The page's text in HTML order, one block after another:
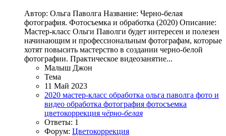
Автор: Ольга Паволга Название: Черно-белая
фотография. Фотосъемка и обработка (2020) Описание:
Мастер-класс Ольги Паволги будет интересен и полезен
начинающим и профессиональным фотографам, которые
хотят повысить мастерство в создании черно-белой
фотографии. Практическое видеозанятие...
Малыш Джон
Тема
11 Май 2023
2020 мастер-класс обработка ольга паволга фото и
видео обработка фотография фотосъемка
цветокоррекция чёрно-белая
Ответы: 1
Форум: Цветокоррекция